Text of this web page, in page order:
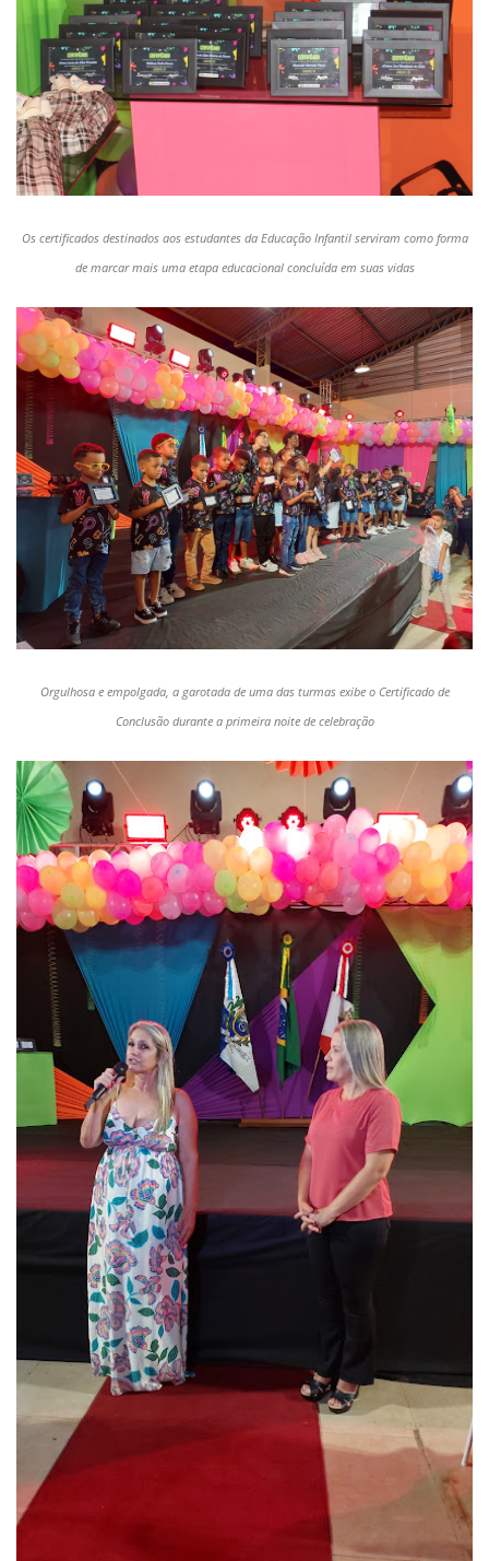
Os certificados destinados aos estudantes da Educação Infantil serviram como forma
de marcar mais uma etapa educacional concluída em suas vidas
Orgulhosa e empolgada, a garotada de uma das turmas exibe o Certificado de
Conclusão durante a primeira noite de celebração